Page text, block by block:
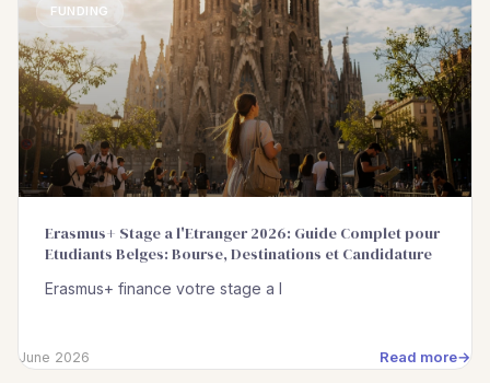
FUNDING
Erasmus+ Stage a l'Etranger 2026: Guide Complet pour
Etudiants Belges: Bourse, Destinations et Candidature
Erasmus+ finance votre stage a l
June 2026 Read more